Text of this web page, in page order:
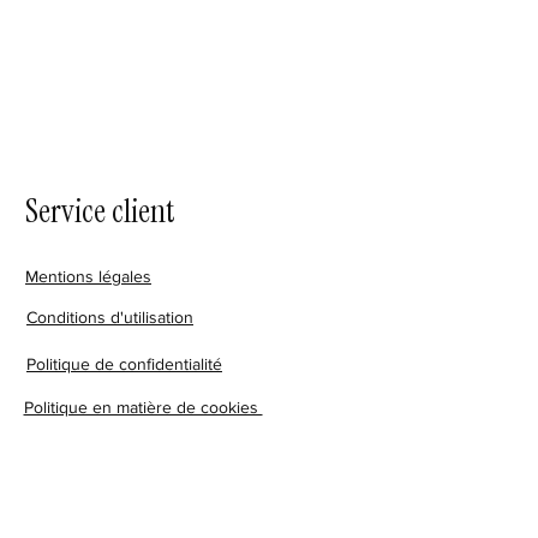
Service client
Mentions légales
Politique en matière de cookies
Politique de confidentialité
Conditions d'utilisation